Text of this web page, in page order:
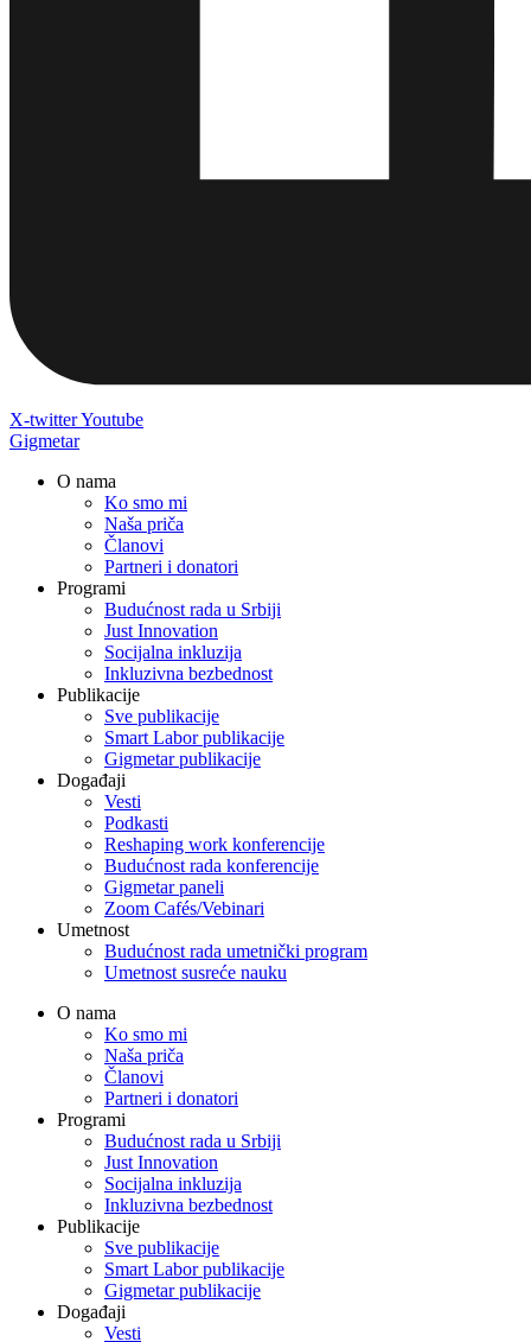
X-twitterYoutube
Gigmetar
O nama
Ko smo mi
Naša priča
Članovi
Partneri i donatori
Programi
Budućnost rada u Srbiji
Just Innovation
Socijalna inkluzija
Inkluzivna bezbednost
Publikacije
Sve publikacije
Smart Labor publikacije
Gigmetar publikacije
Događaji
Vesti
Podkasti
Reshaping work konferencije
Budućnost rada konferencije
Gigmetar paneli
Zoom Cafés/Vebinari
Umetnost
Budućnost rada umetnički program
Umetnost susreće nauku
O nama
Ko smo mi
Naša priča
Članovi
Partneri i donatori
Programi
Budućnost rada u Srbiji
Just Innovation
Socijalna inkluzija
Inkluzivna bezbednost
Publikacije
Sve publikacije
Smart Labor publikacije
Gigmetar publikacije
Događaji
Vesti